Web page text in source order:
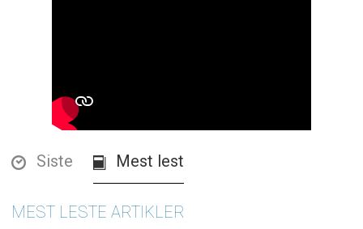
Siste Mest lest
MEST LESTE ARTIKLER